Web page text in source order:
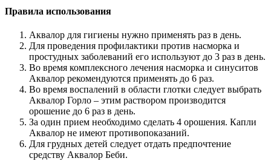
Правила использования
Аквалор для гигиены нужно применять раз в день.
Для проведения профилактики против насморка и
простудных заболеваний его используют до 3 раз в день.
Во время комплексного лечения насморка и синуситов
Аквалор рекомендуются применять до 6 раз.
Во время воспалений в области глотки следует выбрать
Аквалор Горло – этим раствором производится
орошение до 6 раз в день.
За один прием необходимо сделать 4 орошения. Капли
Аквалор не имеют противопоказаний.
Для грудных детей следует отдать предпочтение
средству Аквалор Беби.